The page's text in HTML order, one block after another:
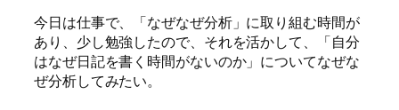
今日は仕事で、「なぜなぜ分析」に取り組む時間が
あり、少し勉強したので、それを活かして、「自分
はなぜ日記を書く時間がないのか」についてなぜな
ぜ分析してみたい。